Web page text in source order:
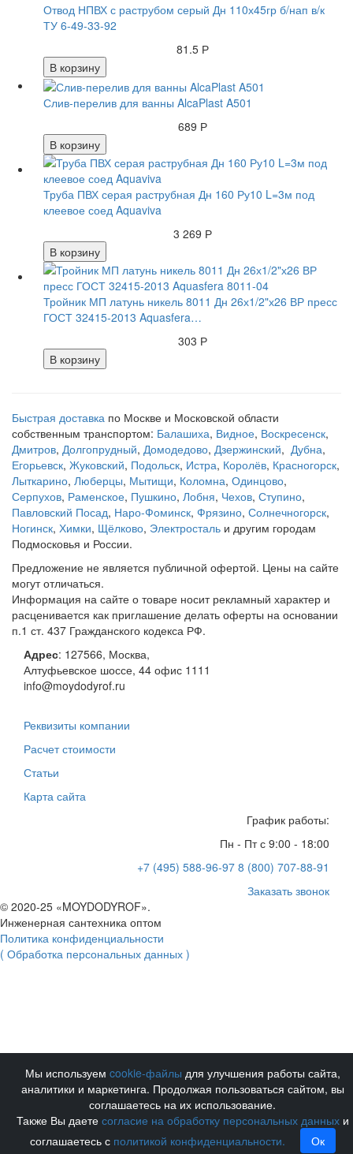
Отвод НПВХ с раструбом серый Дн 110х45гр б/нап в/к
ТУ 6-49-33-92
81.5 Р
В корзину
Слив-перелив для ванны AlcaPlast A501
689 Р
В корзину
Труба ПВХ серая раструбная Дн 160 Ру10 L=3м под
клеевое соед Aquaviva
3 269 Р
В корзину
Тройник МП латунь никель 8011 Дн 26х1/2"х26 ВР пресс
ГОСТ 32415-2013 Aquasfera…
303 Р
В корзину
Быстрая доставка по Москве и Московской области
собственным транспортом: Балашиха, Видное, Воскресенск,
Дмитров, Долгопрудный, Домодедово, Дзержинский, Дубна,
Егорьевск, Жуковский, Подольск, Истра, Королёв, Красногорск,
Лыткарино, Люберцы, Мытищи, Коломна, Одинцово,
Серпухов, Раменское, Пушкино, Лобня, Чехов, Ступино,
Павловский Посад, Наро-Фоминск, Фрязино, Солнечногорск,
Ногинск, Химки, Щёлково, Электросталь и другим городам
Подмосковья и России.
Предложение не является публичной офертой. Цены на сайте
могут отличаться.
Информация на сайте о товаре носит рекламный характер и
расценивается как приглашение делать оферты на основании
п.1 ст. 437 Гражданского кодекса РФ.
Адрес: 127566, Москва,
Алтуфьевское шоссе, 44 офис 1111
info@moydodyrof.ru
Реквизиты компании
Расчет стоимости
Статьи
Карта сайта
График работы:
Пн - Пт с 9:00 - 18:00
+7 (495) 588-96-97 8 (800) 707-88-91
Заказать звонок
© 2020-25 «MOYDODYROF».
Инженерная сантехника оптом
Политика конфиденциальности
( Обработка персональных данных )
Мы используем cookie-файлы для улучшения работы сайта,
аналитики и маркетинга. Продолжая пользоваться сайтом, вы
соглашаетесь на их использование.
Также Вы даете согласие на обработку персональных данныхи
соглашаетесь с политикой конфиденциальности. Ок